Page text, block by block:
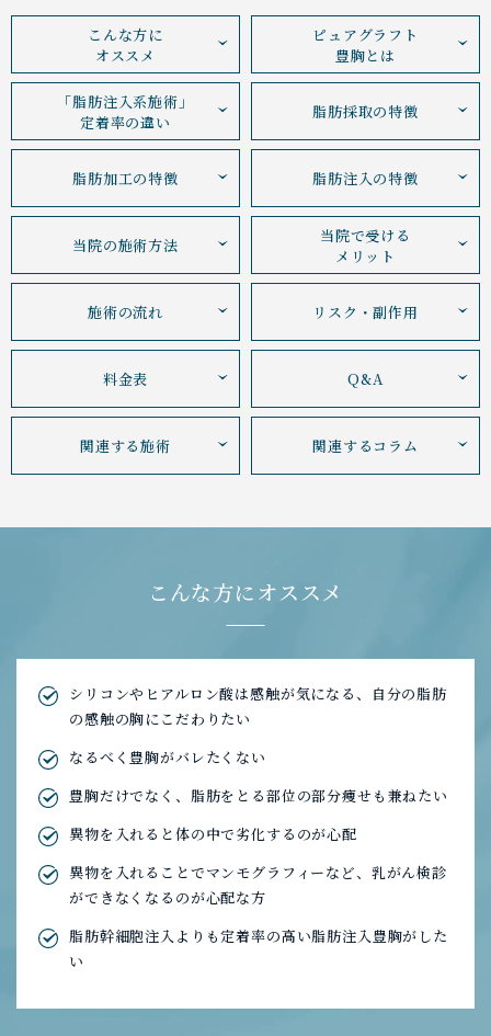
こんな方に
オススメ
ピュアグラフト
豊胸とは
「脂肪注入系施術」
定着率の違い
脂肪採取の特徴
脂肪加工の特徴 脂肪注入の特徴
当院の施術方法
当院で受ける
メリット
施術の流れ リスク・副作用
料金表 Q&A
関連する施術 関連するコラム
こんな方にオススメ
シリコンやヒアルロン酸は感触が気になる、
自分の脂肪
の感触の胸にこだわりたい
なるべく豊胸がバレたくない
豊胸だけでなく、脂肪をとる部位の部分痩せも兼ねたい
異物を入れると体の中で劣化するのが心配
異物を入れることでマンモグラフィーなど、乳がん検診
ができなくなるのが心配な方
脂肪幹細胞注入よりも定着率の高い脂肪注入豊胸がした
い